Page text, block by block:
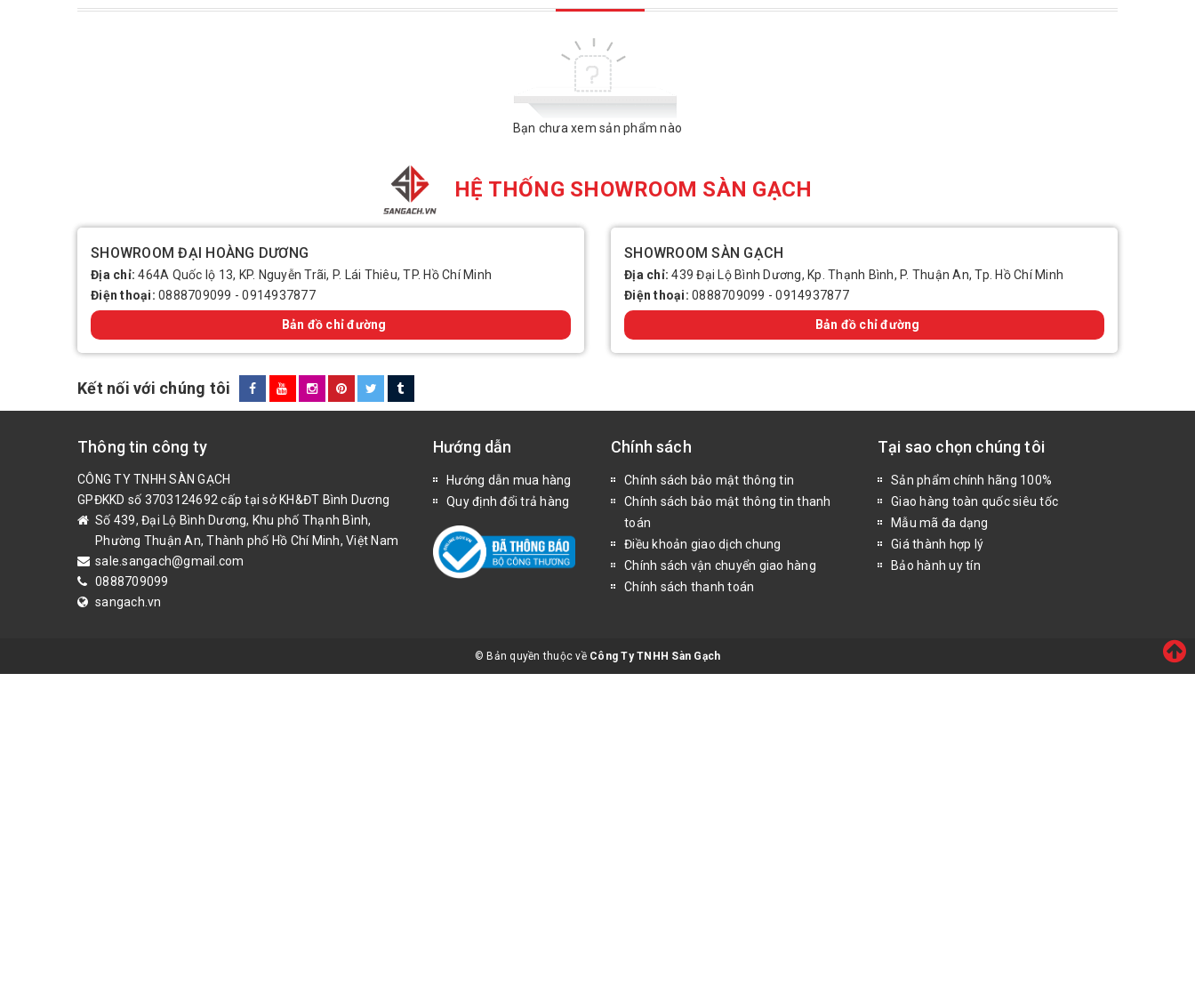
Bạn chưa xem sản phẩm nào
HỆ THỐNG SHOWROOM SÀN GẠCH
SHOWROOM ĐẠI HOÀNG DƯƠNG
Địa chỉ:464A Quốc lộ 13, KP. Nguyễn Trãi, P. Lái Thiêu, TP. Hồ Chí Minh
Điện thoại: 0888709099 -0914937877
Bản đồ chỉ đường
SHOWROOM SÀN GẠCH
Địa chỉ:439 Đại Lộ Bình Dương, Kp. Thạnh Bình, P. Thuận An, Tp. Hồ Chí Minh
Điện thoại: 0888709099 -0914937877
Bản đồ chỉ đường
Kết nối với chúng tôi
Thông tin công ty
CÔNG TY TNHH SÀN GẠCH
GPĐKKD số 3703124692 cấp tại sở KH&ĐT Bình Dương
Số 439, Đại Lộ Bình Dương, Khu phố Thạnh Bình,
Phường Thuận An, Thành phố Hồ Chí Minh, Việt Nam
sale.sangach@gmail.com
0888709099
sangach.vn
Hướng dẫn
Hướng dẫn mua hàng
Quy định đổi trả hàng
Chính sách
Chính sách bảo mật thông tin
Chính sách bảo mật thông tin thanh
toán
Điều khoản giao dịch chung
Chính sách vận chuyển giao hàng
Chính sách thanh toán
Tại sao chọn chúng tôi
Sản phẩm chính hãng 100%
Giao hàng toàn quốc siêu tốc
Mẫu mã đa dạng
Giá thành hợp lý
Bảo hành uy tín
© Bản quyền thuộc về Công Ty TNHH Sàn Gạch